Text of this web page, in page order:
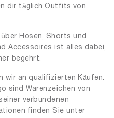
dir täglich Outfits von
Hosen, Shorts und
Accessoires ist alles dabei,
begehrt.
wir an qualifizierten Käufen.
sind Warenzeichen von
verbundenen
finden Sie unter